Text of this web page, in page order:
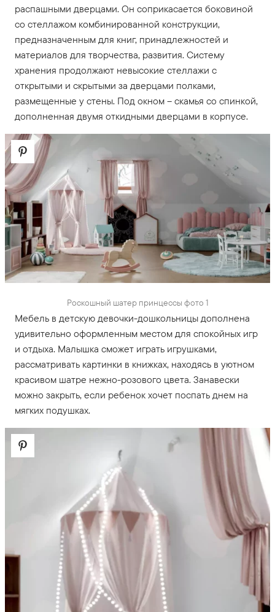
распашными дверцами. Он соприкасается боковиной
со стеллажом комбинированной конструкции,
предназначенным для книг, принадлежностей и
материалов для творчества, развития. Систему
хранения продолжают невысокие стеллажи с
открытыми и скрытыми за дверцами полками,
размещенные у стены. Под окном – скамья со спинкой,
дополненная двумя откидными дверцами в корпусе.
Роскошный шатер принцессы фото 1
Мебель в детскую девочки-дошкольницы дополнена
удивительно оформленным местом для спокойных игр
и отдыха. Малышка сможет играть игрушками,
рассматривать картинки в книжках, находясь в уютном
красивом шатре нежно-розового цвета. Занавески
можно закрыть, если ребенок хочет поспать днем на
мягких подушках.